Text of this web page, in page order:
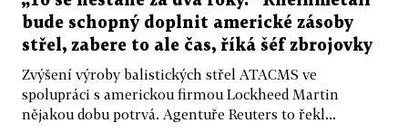
bude schopný doplnit americké zásoby
střel, zabere to ale čas, říká šéf zbrojovky
Zvýšení výroby balistických střel ATACMS ve
spolupráci s americkou firmou Lockheed Martin
nějakou dobu potrvá. Agentuře Reuters to řekl...